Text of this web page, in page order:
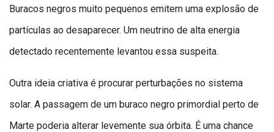
Buracos negros muito pequenos emitem uma explosão de
partículas ao desaparecer. Um neutrino de alta energia
detectado recentemente levantou essa suspeita.
Outra ideia criativa é procurar perturbações no sistema
solar. A passagem de um buraco negro primordial perto de
Marte poderia alterar levemente sua órbita. É uma chance